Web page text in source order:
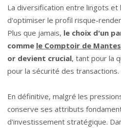
La diversification entre lingots
d'optimiser le profil risque-
Plus que jamais, le choix d'un
comme le Comptoir de Mantes
or devient crucial, tant pour la
pour la sécurité des transactions.
En définitive, malgré les
conserve ses attributs
d'investissement stratégique.